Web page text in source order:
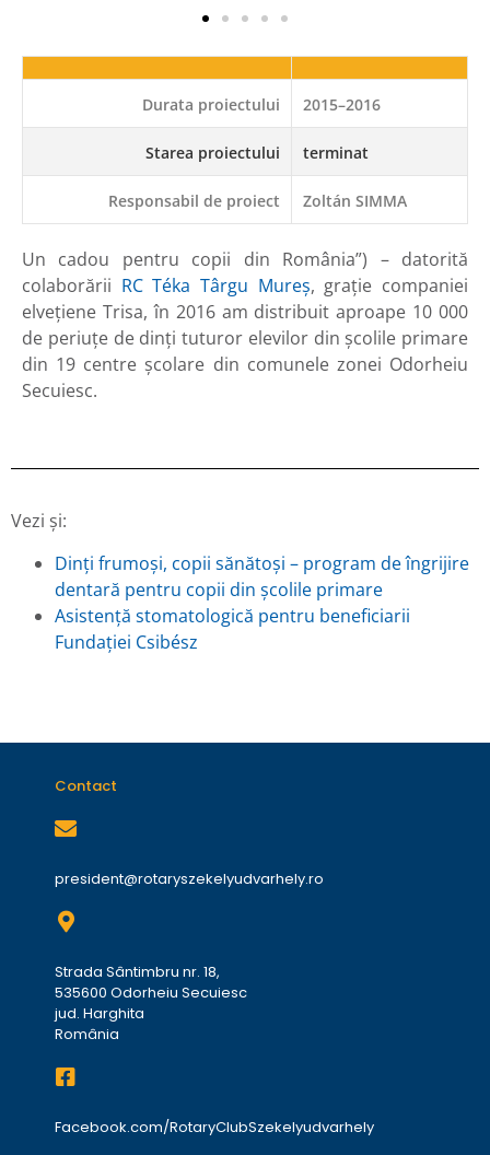
Durata proiectului 2015–2016
Starea proiectului terminat
Responsabil de proiect Zoltán SIMMA
Un cadou pentru copii din România”) – datorită
colaborării RC Téka Târgu Mureș, grație companiei
elvețiene Trisa, în 2016 am distribuit aproape 10 000
de periuțe de dinți tuturor elevilor din școlile primare
din 19 centre școlare din comunele zonei Odorheiu
Secuiesc.
Vezi și:
Dinți frumoși, copii sănătoși – program de îngrijire
dentară pentru copii din școlile primare
Asistență stomatologică pentru beneficiarii
Fundației Csibész
Contact
president@rotaryszekelyudvarhely.ro
Strada Sântimbru nr. 18,
535600 Odorheiu Secuiesc
jud. Harghita
România
Facebook.com/RotaryClubSzekelyudvarhely